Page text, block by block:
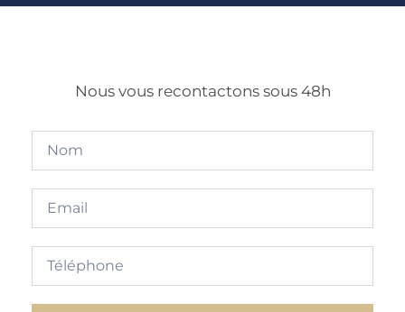
Nous vous recontactons sous 48h